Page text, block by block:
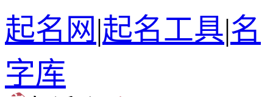
起名网|起名工具|名
字库